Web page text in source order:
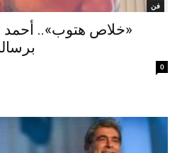
فن
«خلاص هتوب».. أحمد
0